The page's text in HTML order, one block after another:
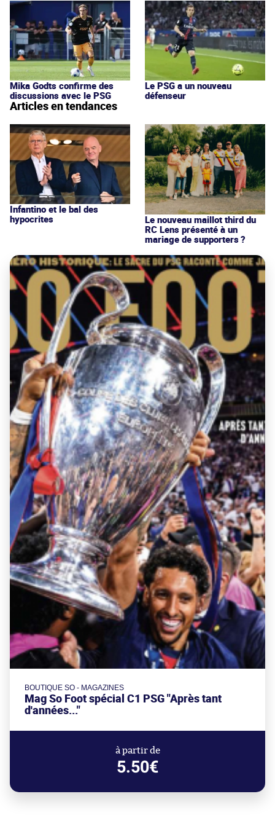
Mika Godts confirme des
discussions avec le PSG
Le PSG a un nouveau
défenseur
Articles en tendances
Infantino et le bal des
hypocrites
Le nouveau maillot third du
RC Lens présenté à un
mariage de supporters ?
BOUTIQUE SO - MAGAZINES
Mag So Foot spécial C1 PSG "Après tant
d'années..."
à partir de
5.50€